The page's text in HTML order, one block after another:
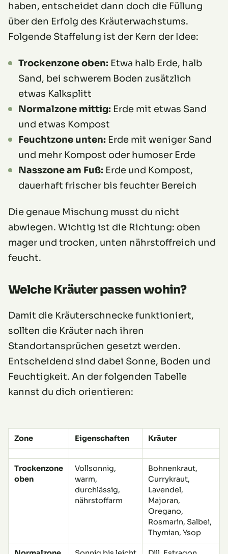
haben, entscheidet dann doch die Füllung
über den Erfolg des Kräuterwachstums.
Folgende Staffelung ist der Kern der Idee:
Trockenzone oben: Etwa halb Erde, halb
Sand, bei schwerem Boden zusätzlich
etwas Kalksplitt
Normalzone mittig: Erde mit etwas Sand
und etwas Kompost
Feuchtzone unten: Erde mit weniger Sand
und mehr Kompost oder humoser Erde
Nasszone am Fuß: Erde und Kompost,
dauerhaft frischer bis feuchter Bereich
Die genaue Mischung musst du nicht
abwiegen. Wichtig ist die Richtung: oben
mager und trocken, unten nährstoffreich und
feucht.
Welche Kräuter passen wohin?
Damit die Kräuterschnecke funktioniert,
sollten die Kräuter nach ihren
Standortansprüchen gesetzt werden.
Entscheidend sind dabei Sonne, Boden und
Feuchtigkeit. An der folgenden Tabelle
kannst du dich orientieren:
Zone Eigenschaften Kräuter
Trockenzone
oben
Vollsonnig,
warm,
durchlässig,
nährstoffarm
Bohnenkraut,
Currykraut,
Lavendel,
Majoran,
Oregano,
Rosmarin, Salbei,
Thymian, Ysop